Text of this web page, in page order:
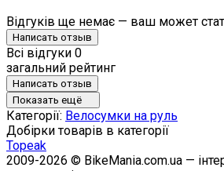
Відгуків ще немає — ваш может
Написать отзыв
Всі відгуки 0
загальний рейтинг
Написать отзыв
Показать ещё
Категорії: Велосумки на руль
Добірки товарів в категорії
Topeak
2009-2026 © BikeMania.com.ua —